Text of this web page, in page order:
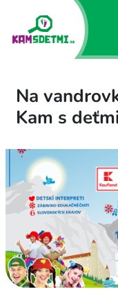
Na
Kam s